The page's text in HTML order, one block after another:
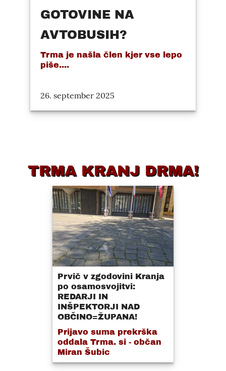
GOTOVINE NA
AVTOBUSIH?
Trma je našla člen kjer vse lepo
piše....
26. september 2025
TRMA KRANJ DRMA!
Prvič v zgodovini Kranja
po osamosvojitvi:
REDARJI IN
INŠPEKTORJI NAD
OBČINO=ŽUPANA!
Prijavo suma prekrška
oddala Trma. si - občan
Miran Šubic